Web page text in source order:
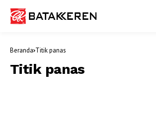
Beranda Titik panas
Titik panas